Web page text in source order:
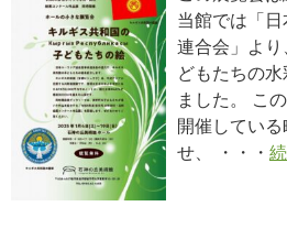
当館では「
連合会」よ
どもたちの
ました。 こ
開催してい
せ、 ・・・